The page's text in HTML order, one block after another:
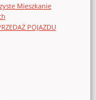
Mieszkanie
POJAZDU